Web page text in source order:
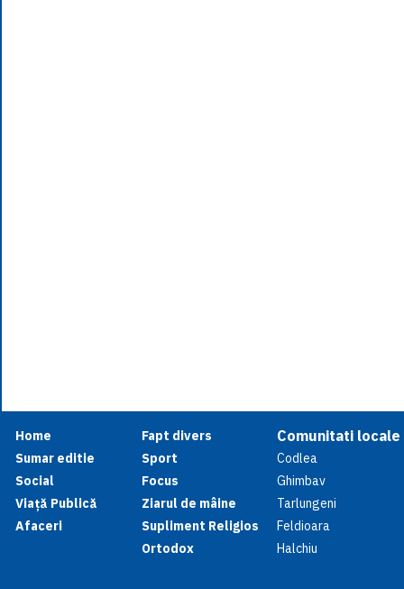
Home
Sumar editie
Social
Viață Publică
Afaceri
Fapt divers
Sport
Focus
Ziarul de mâine
Supliment Religios
Ortodox
Comunitati locale
Codlea
Ghimbav
Tarlungeni
Feldioara
Halchiu